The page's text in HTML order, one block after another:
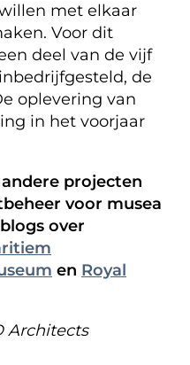
met elkaar
Voor dit
deel van de vijf
de
oplevering van
in het voorjaar
projecten
voor musea
over
en Royal
Architects